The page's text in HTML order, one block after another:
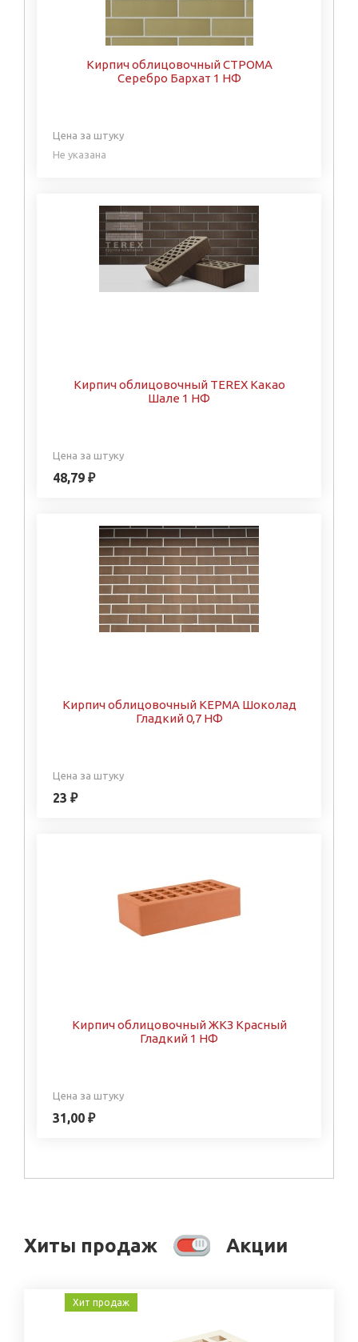
Кирпич облицовочный СТРОМА
Серебро Бархат 1 НФ
Цена за штуку
Не указана
Кирпич облицовочный TEREX Какао
Шале 1 НФ
Цена за штуку
48,79 ₽
Кирпич облицовочный КЕРМА Шоколад
Гладкий 0,7 НФ
Цена за штуку
23 ₽
Кирпич облицовочный ЖКЗ Красный
Гладкий 1 НФ
Цена за штуку
31,00 ₽
Хиты продаж Акции
Хит продаж